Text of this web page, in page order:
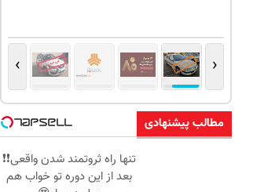
‹
›
مطالب پیشنهادی
تنها راه ثروتمند شدن واقعی❗❗
بعد از این دوره تو خواب هم